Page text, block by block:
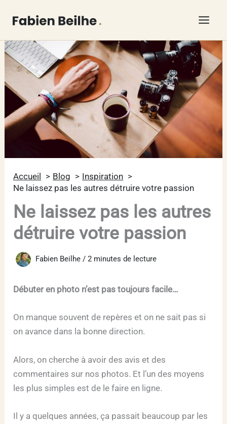
Accueil Blog
Inspiration
Ne laissez pas les autres détruire votre passion
Ne laissez pas les autres
détruire votre passion
Fabien Beilhe/2 minutes de lecture
Débuter en photo n’est pas toujours facile…
On manque souvent de repères et on ne sait pas si
on avance dans la bonne direction.
Alors, on cherche à avoir des avis et des
commentaires sur nos photos. Et l’un des moyens
les plus simples est de le faire en ligne.
Il y a quelques années, ça passait beaucoup par les